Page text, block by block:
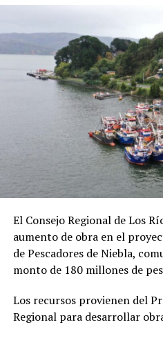
Post Views: 1.288
PDI detiene a 4 personas e
armas en Los Ríos
NO TE PIERDAS
¿Quieres trabajar de
inscripciones
Redacción
El Consejo Regional de Los
aumento de obra en el
de Pescadores de Niebla,
monto de 180 millones de
Los recursos provienen del
Regional para desarrollar